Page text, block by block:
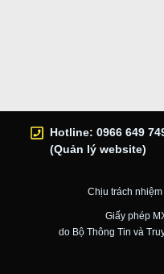
Hotline: 0966 649
(Quản lý website)
Chịu trách
Giấy phép
do Bộ Thông Tin và